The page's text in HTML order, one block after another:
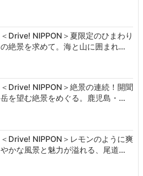
＜Drive! NIPPON＞夏限定のひまわり
の絶景を求めて。海と山に囲まれ…
＜Drive! NIPPON＞絶景の連続！開聞
岳を望む絶景をめぐる。鹿児島・…
＜Drive! NIPPON＞レモンのように爽
やかな風景と魅力が溢れる、尾道…